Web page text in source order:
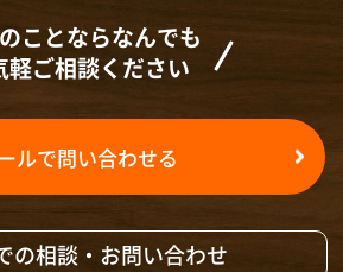
ことならなんでも
軽ご相談ください
の相談・お問い合わせ
ルで問い合わせる